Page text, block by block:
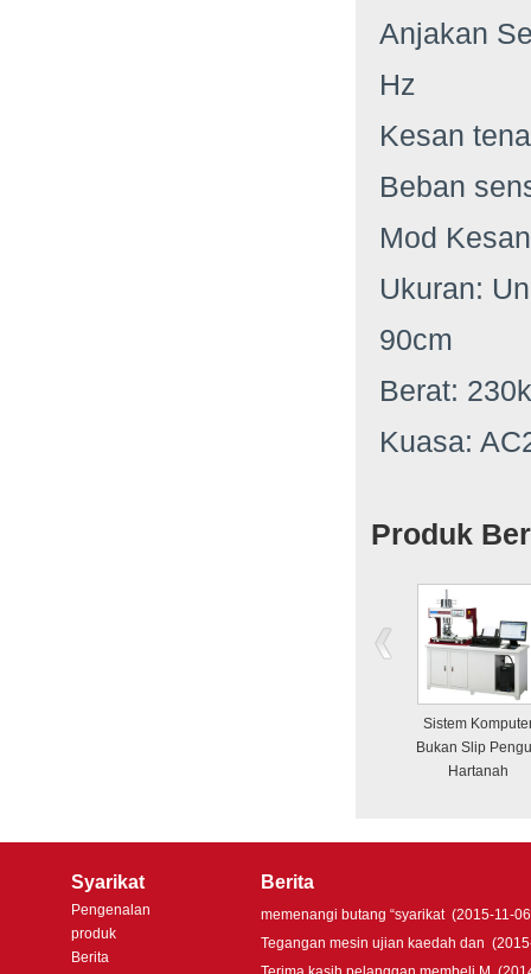
Anjakan
Hz
Kesan
Beban
Mod
Ukuran:
90cm
Berat:
Kuasa:
Produk
Sistem
Bukan Slip
Hartanah
Syarikat
Pengenalan
produk
Berita
Berita
memenangi butang “syarikat (2015-11-
Tegangan mesin ujian kaedah dan